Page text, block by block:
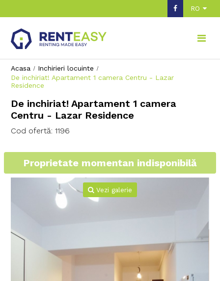
RO
Acasa
Inchirieri locuinte
De inchiriat! Apartament 1 camera Centru - Lazar
Residence
De inchiriat! Apartament 1 camera
Centru - Lazar Residence
Cod ofertă: 1196
Proprietate momentan indisponibilă
Vezi galerie